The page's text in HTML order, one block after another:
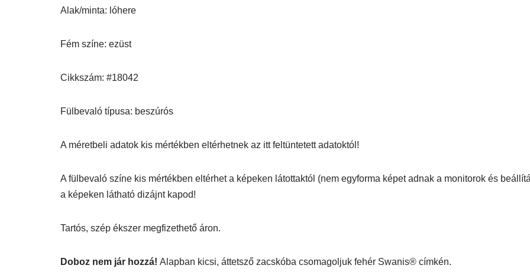
Alak/minta: lóhere
Fém színe: ezüst
Cikkszám: #18042
Fülbevaló típusa: beszúrós
A méretbeli adatok kis mértékben eltérhetnek az itt feltüntetett adatoktól!
A fülbevaló színe kis mértékben eltérhet a képeken látottaktól (nem egyforma képet adnak a monitorok és
a képeken látható dizájnt kapod!
Tartós, szép ékszer megfizethető áron.
Doboz nem jár hozzá! Alapban kicsi, áttetsző zacskóba csomagoljuk fehér Swanis® címkén.